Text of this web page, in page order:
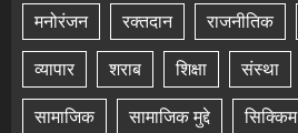
मनोरंजन
रक्तदान राजनीतिक
व्यापार
शराब शिक्षा संस्था
सामाजिक
सामाजिक मुद्दे सिक्किम